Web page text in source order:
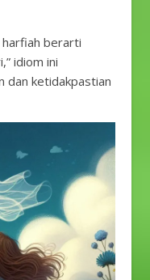
harfiah berarti
idiom ini
dan ketidakpastian